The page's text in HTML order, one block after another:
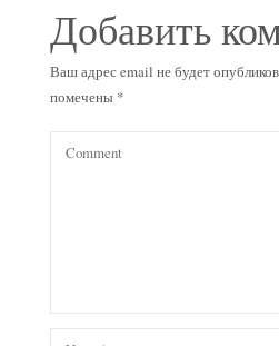
Добавить
Ваш адрес email не будет
помечены *